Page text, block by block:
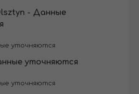
- Данные
уточняются
уточняются
уточняются